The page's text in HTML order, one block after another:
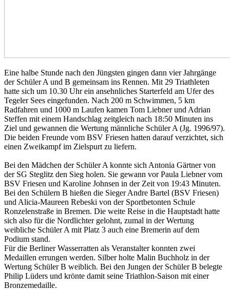
Eine halbe Stunde nach den Jüngsten gingen dann vier Jahrgänge
der Schüler A und B gemeinsam ins Rennen. Mit 29 Triathleten
hatte sich um 10.30 Uhr ein ansehnliches Starterfeld am Ufer des
Tegeler Sees eingefunden. Nach 200 m Schwimmen, 5 km
Radfahren und 1000 m Laufen kamen Tom Liebner und Adrian
Steffen mit einem Handschlag zeitgleich nach 18:50 Minuten ins
Ziel und gewannen die Wertung männliche Schüler A (Jg. 1996/97).
Die beiden Freunde vom BSV Friesen hatten darauf verzichtet, sich
einen Zweikampf im Zielspurt zu liefern.
Bei den Mädchen der Schüler A konnte sich Antonia Gärtner von
der SG Steglitz den Sieg holen. Sie gewann vor Paula Liebner vom
BSV Friesen und Karoline Johnsen in der Zeit von 19:43 Minuten.
Bei den Schülern B hießen die Sieger Andre Bartel (BSV Friesen)
und Alicia-Maureen Rebeski von der Sportbetonten Schule
Ronzelenstraße in Bremen. Die weite Reise in die Hauptstadt hatte
sich also für die Nordlichter gelohnt, zumal in der Wertung
weibliche Schüler A mit Platz 3 auch eine Bremerin auf dem
Podium stand.
Für die Berliner Wasserratten als Veranstalter konnten zwei
Medaillen errungen werden. Silber holte Malin Buchholz in der
Wertung Schüler B weiblich. Bei den Jungen der Schüler B belegte
Philip Lüders und krönte damit seine Triathlon-Saison mit einer
Bronzemedaille.